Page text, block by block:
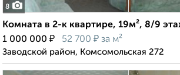
8
Комната в 2-к квартире, 19м², 8/9
1 000 000 ₽ 52 700 ₽ за м²
Заводской район, Комсомольская 272